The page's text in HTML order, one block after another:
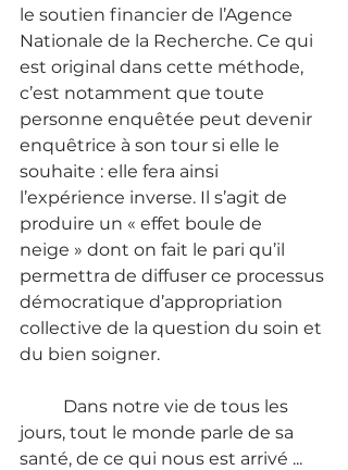
le soutien financier de l’Agence
Nationale de la Recherche. Ce qui
est original dans cette méthode,
c’est notamment que toute
personne enquêtée peut devenir
enquêtrice à son tour si elle le
souhaite : elle fera ainsi
l’expérience inverse. Il s’agit de
produire un « effet boule de
neige » dont on fait le pari qu’il
permettra de diffuser ce processus
démocratique d’appropriation
collective de la question du soin et
du bien soigner.
jours, tout le monde parle de sa
santé, de ce qui nous est arrivé ...